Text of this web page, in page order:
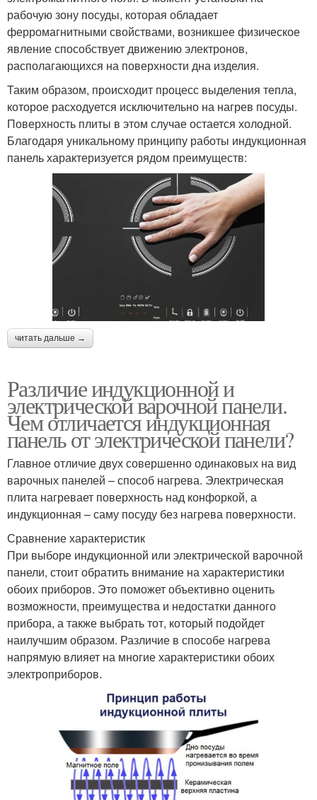
рабочую зону посуды, которая обладает
ферромагнитными свойствами, возникшее физическое
явление способствует движению электронов,
располагающихся на поверхности дна изделия.
Таким образом, происходит процесс выделения тепла,
которое расходуется исключительно на нагрев посуды.
Поверхность плиты в этом случае остается холодной.
Благодаря уникальному принципу работы индукционная
панель характеризуется рядом преимуществ:
читать дальше →
Различие индукционной и
электрической варочной панели.
Чем отличается индукционная
панель от электрической панели?
Главное отличие двух совершенно одинаковых на вид
варочных панелей – способ нагрева. Электрическая
плита нагревает поверхность над конфоркой, а
индукционная – саму посуду без нагрева поверхности.
Сравнение характеристик
При выборе индукционной или электрической варочной
панели, стоит обратить внимание на характеристики
обоих приборов. Это поможет объективно оценить
возможности, преимущества и недостатки данного
прибора, а также выбрать тот, который подойдет
наилучшим образом. Различие в способе нагрева
напрямую влияет на многие характеристики обоих
электроприборов.